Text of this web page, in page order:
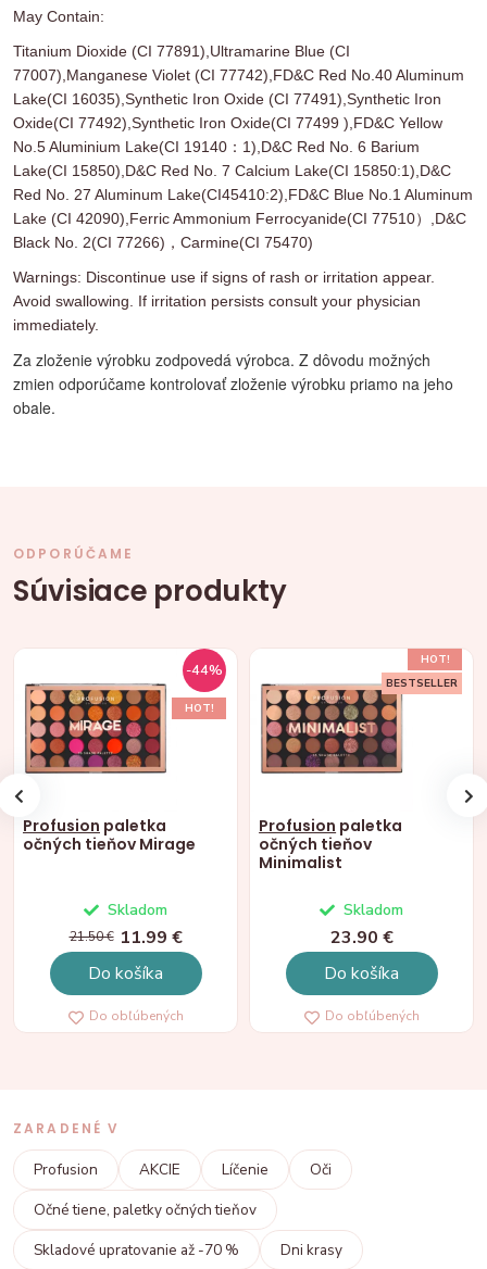
May Contain:
Titanium Dioxide (CI 77891),Ultramarine Blue (CI
77007),Manganese Violet (CI 77742),FD&C Red No.40 Aluminum
Lake(CI 16035),Synthetic Iron Oxide (CI 77491),Synthetic Iron
Oxide(CI 77492),Synthetic Iron Oxide(CI 77499 ),FD&C Yellow
No.5 Aluminium Lake(CI 19140：1),D&C Red No. 6 Barium
Lake(CI 15850),D&C Red No. 7 Calcium Lake(CI 15850:1),D&C
Red No. 27 Aluminum Lake(CI45410:2),FD&C Blue No.1 Aluminum
Lake (CI 42090),Ferric Ammonium Ferrocyanide(CI 77510）,D&C
Black No. 2(CI 77266)，Carmine(CI 75470)
Warnings: Discontinue use if signs of rash or irritation appear.
Avoid swallowing. If irritation persists consult your physician
immediately.
Za zloženie výrobku zodpovedá výrobca. Z dôvodu možných
zmien odporúčame kontrolovať zloženie výrobku priamo na jeho
obale.
ODPORÚČAME
Súvisiace produkty
-44%
HOT!
Profusion paletka
očných tieňov Mirage
Skladom
21.50 € 11.99 €
Do košíka
Do obľúbených
HOT!
BESTSELLER
Profusion paletka
očných tieňov
Minimalist
Skladom
23.90 €
Do košíka
Do obľúbených
ZARADENÉ V
Profusion AKCIE Líčenie
Oči
Očné tiene, paletky očných tieňov
Skladové upratovanie až -70 %
Dni krasy